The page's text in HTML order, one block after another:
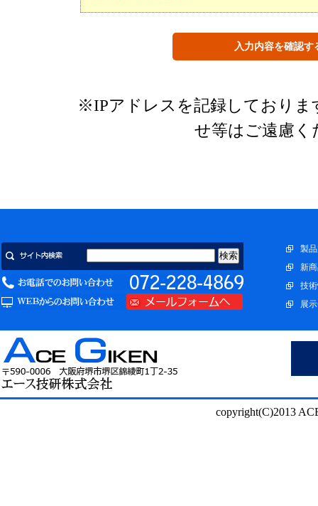
※IPアドレスを記録しておりま
せ等はご遠慮く
製
新
技
展
copyright(C)2013